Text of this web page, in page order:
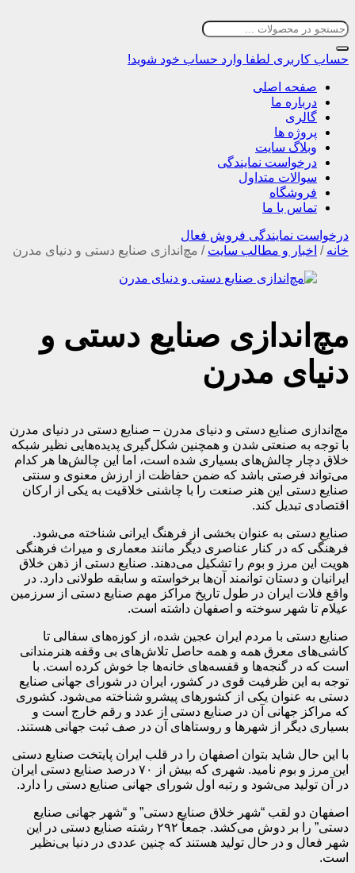
حساب کاربری لطفا وارد حساب خود شوید!
صفحه اصلی
درباره ما
گالری
پروژه ها
وبلاگ سایت
درخواست نمایندگی
سوالات متداول
فروشگاه
تماس با ما
درخواست نمایندگی فروش فعال
خانه / اخبار و مطالب سایت / مچ‌اندازی صنایع دستی و دنیای مدرن
مچ‌اندازی صنایع دستی و
دنیای مدرن
مچ‌اندازی صنایع دستی و دنیای مدرن – صنایع دستی در دنیای مدرن
با توجه به صنعتی شدن و همچنین شکل‌گیری پدیده‌هایی نظیر شبکه
خلاق دچار چالش‌های بسیاری شده است، اما این چالش‌ها هر کدام
می‌تواند فرصتی باشد که ضمن حفاظت از ارزش معنوی و سنتی
صنایع دستی این هنر صنعت را با چاشنی خلاقیت به یکی از ارکان
اقتصادی تبدیل کند.
صنایع دستی به عنوان بخشی از فرهنگ ایرانی شناخته می‌شود.
فرهنگی که در کنار عناصری دیگر مانند معماری و میراث فرهنگی
هویت این مرز و بوم را تشکیل می‌دهند. صنایع دستی از ذهن خلاق
ایرانیان و دستان توانمند آن‌ها برخواسته و سابقه طولانی دارد. در
واقع فلات ایران در طول تاریخ مراکز مهم صنایع دستی از سرزمین
عیلام تا شهر سوخته و اصفهان داشته است.
صنایع دستی با مردم ایران عجین شده، از کوزه‌های سفالی تا
کاشی‌های معرق همه و همه حاصل تلاش‌های بی وقفه هنرمندانی
است که در گنجه‌ها و قفسه‌های خانه‌ها جا خوش کرده است. با
توجه به این ظرفیت قوی در کشور، ایران در شورای جهانی صنایع
دستی به عنوان یکی از کشورهای پیشرو شناخته می‌شود. کشوری
که مراکز جهانی آن در صنایع دستی از عدد و رقم خارج است و
بسیاری دیگر از شهرها و روستاهای آن در صف ثبت جهانی هستند.
با این حال شاید بتوان اصفهان را در قلب ایران پایتخت صنایع دستی
این مرز و بوم نامید. شهری که بیش از ۷۰ درصد صنایع دستی ایران
در آن تولید می‌شود و رتبه اول شورای جهانی صنایع دستی را دارد.
اصفهان دو لقب “شهر خلاق صنایع دستی” و “شهر جهانی صنایع
دستی” را بر دوش می‌کشد. جمعاً ۲۹۲ رشته صنایع دستی در این
شهر فعال و در حال تولید هستند که چنین عددی در دنیا بی‌نظیر
است.